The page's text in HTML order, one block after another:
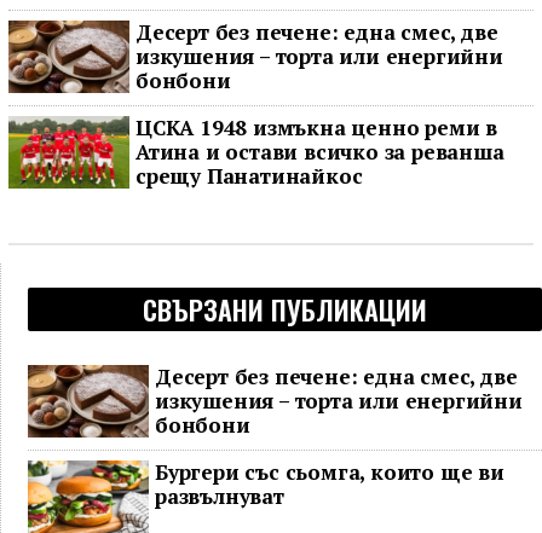
Десерт без печене: една смес, две
изкушения – торта или енергийни
бонбони
ЦСКА 1948 измъкна ценно реми в
Атина и остави всичко за реванша
срещу Панатинайкос
СВЪРЗАНИ ПУБЛИКАЦИИ
Десерт без печене: една смес, две
изкушения – торта или енергийни
бонбони
Бургери със сьомга, които ще ви
развълнуват